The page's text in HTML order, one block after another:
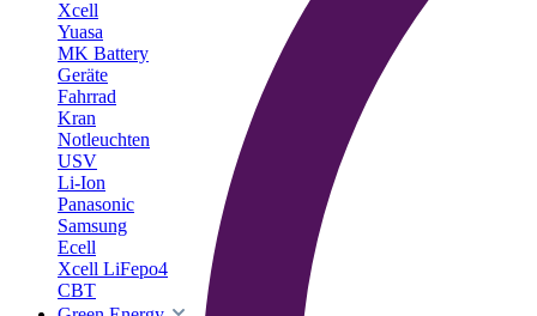
Xcell
Yuasa
MK Battery
Geräte
Fahrrad
Kran
Notleuchten
USV
Li-Ion
Panasonic
Samsung
Ecell
Xcell LiFepo4
CBT